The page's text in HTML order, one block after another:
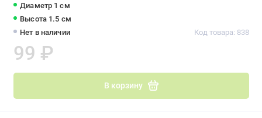
Диаметр 1 см
Высота 1.5 см
Нет в наличии
Код товара: 838
99 ₽
В корзину